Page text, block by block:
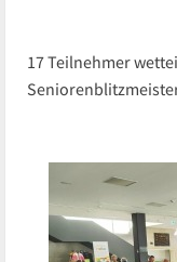
17 Teilnehmer